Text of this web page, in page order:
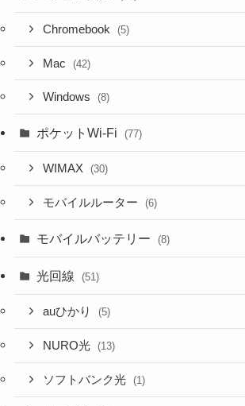
Chromebook (5)
Mac (42)
Windows (8)
ポケットWi-Fi (77)
WIMAX (30)
モバイルルーター (6)
モバイルバッテリー (8)
光回線 (51)
auひかり (5)
NURO光 (13)
ソフトバンク光 (1)